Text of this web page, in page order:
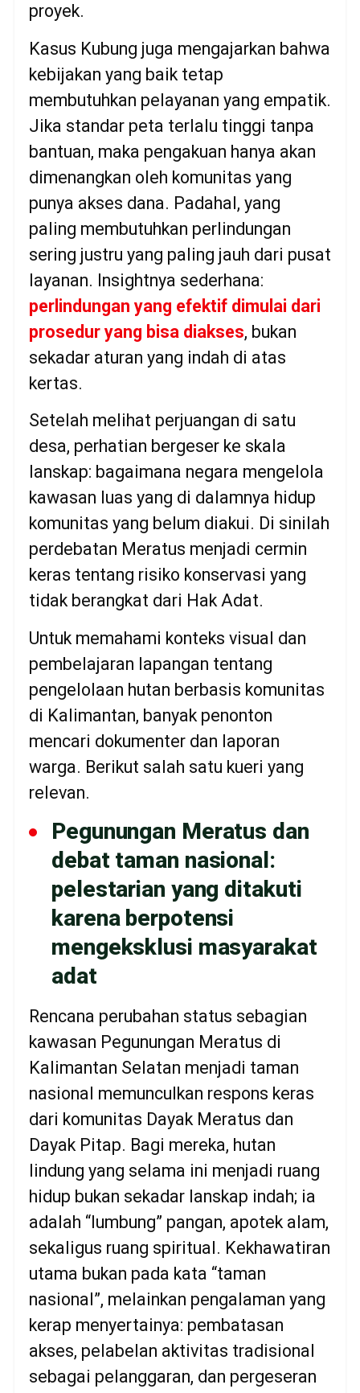
proyek.
Kasus Kubung juga mengajarkan bahwa
kebijakan yang baik tetap
membutuhkan pelayanan yang empatik.
Jika standar peta terlalu tinggi tanpa
bantuan, maka pengakuan hanya akan
dimenangkan oleh komunitas yang
punya akses dana. Padahal, yang
paling membutuhkan perlindungan
sering justru yang paling jauh dari pusat
layanan. Insightnya sederhana:
perlindungan yang efektif dimulai dari
prosedur yang bisa diakses, bukan
sekadar aturan yang indah di atas
kertas.
Setelah melihat perjuangan di satu
desa, perhatian bergeser ke skala
lanskap: bagaimana negara mengelola
kawasan luas yang di dalamnya hidup
komunitas yang belum diakui. Di sinilah
perdebatan Meratus menjadi cermin
keras tentang risiko konservasi yang
tidak berangkat dari Hak Adat.
Untuk memahami konteks visual dan
pembelajaran lapangan tentang
pengelolaan hutan berbasis komunitas
di Kalimantan, banyak penonton
mencari dokumenter dan laporan
warga. Berikut salah satu kueri yang
relevan.
Pegunungan Meratus dan
debat taman nasional:
pelestarian yang ditakuti
karena berpotensi
mengeksklusi masyarakat
adat
Rencana perubahan status sebagian
kawasan Pegunungan Meratus di
Kalimantan Selatan menjadi taman
nasional memunculkan respons keras
dari komunitas Dayak Meratus dan
Dayak Pitap. Bagi mereka, hutan
lindung yang selama ini menjadi ruang
hidup bukan sekadar lanskap indah; ia
adalah “lumbung” pangan, apotek alam,
sekaligus ruang spiritual. Kekhawatiran
utama bukan pada kata “taman
nasional”, melainkan pengalaman yang
kerap menyertainya: pembatasan
akses, pelabelan aktivitas tradisional
sebagai pelanggaran, dan pergeseran